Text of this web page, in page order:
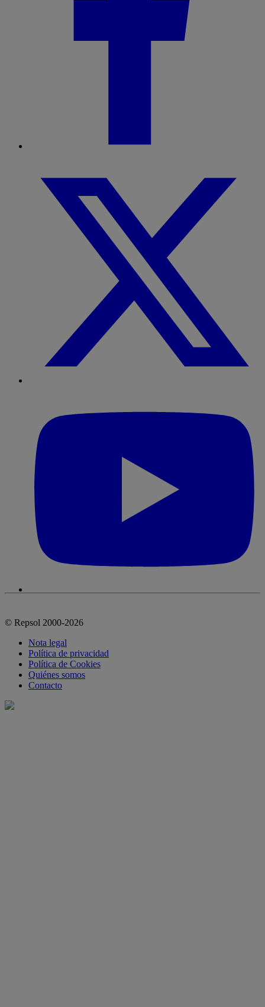
© Repsol 2000-2026
Nota legal
Política de privacidad
Política de Cookies
Quiénes somos
Contacto